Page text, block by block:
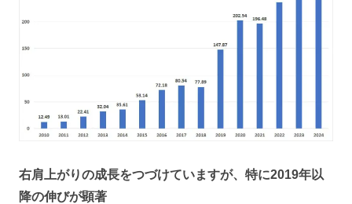
右肩上がりの成長をつづけていますが、特に2019年以
降の伸びが顕著